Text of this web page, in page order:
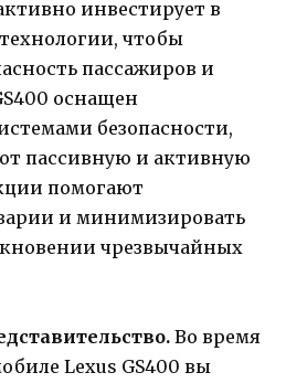
инвестирует в
чтобы
пассажиров и
оснащен
безопасности,
пассивную и активную
помогают
и минимизировать
чрезвычайных
Во время
Lexus GS400 вы